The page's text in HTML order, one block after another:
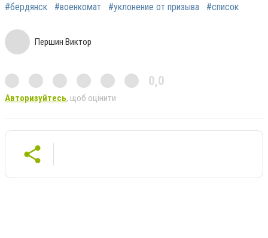
#бердянск #военкомат #уклонение от призыва #список
Першин Виктор
0,0
Авторизуйтесь, щоб оцінити